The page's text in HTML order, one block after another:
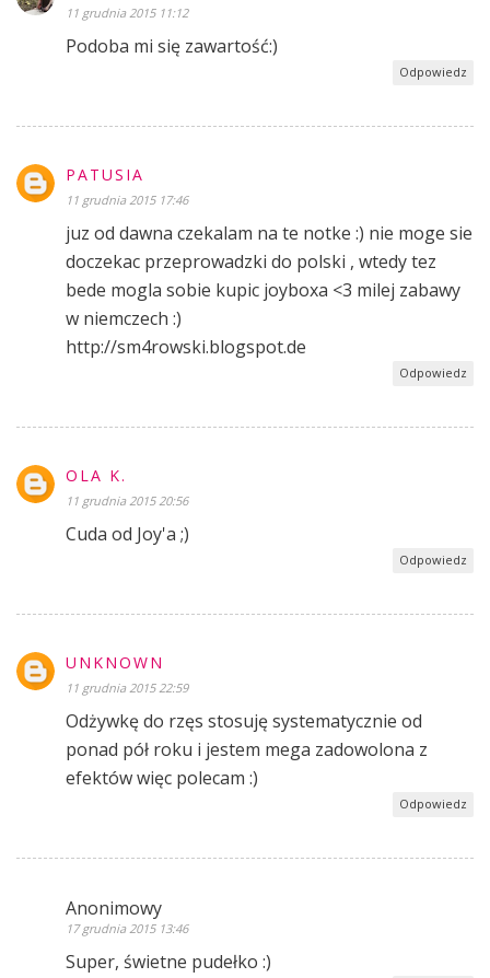
11 grudnia 2015 11:12
Podoba mi się zawartość:)
Odpowiedz
PATUSIA
11 grudnia 2015 17:46
juz od dawna czekalam na te notke :) nie moge sie
doczekac przeprowadzki do polski , wtedy tez
bede mogla sobie kupic joyboxa <3 milej zabawy
w niemczech :)
http://sm4rowski.blogspot.de
Odpowiedz
OLA K.
11 grudnia 2015 20:56
Cuda od Joy'a ;)
Odpowiedz
UNKNOWN
11 grudnia 2015 22:59
Odżywkę do rzęs stosuję systematycznie od
ponad pół roku i jestem mega zadowolona z
efektów więc polecam :)
Odpowiedz
Anonimowy
17 grudnia 2015 13:46
Super, świetne pudełko :)